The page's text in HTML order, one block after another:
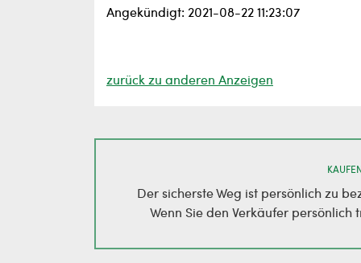
Angekündigt: 2021-08-22 11:23:07
zurück zu anderen Anzeigen
Der sicherste Weg ist persönlich zu
Wenn Sie den Verkäufer